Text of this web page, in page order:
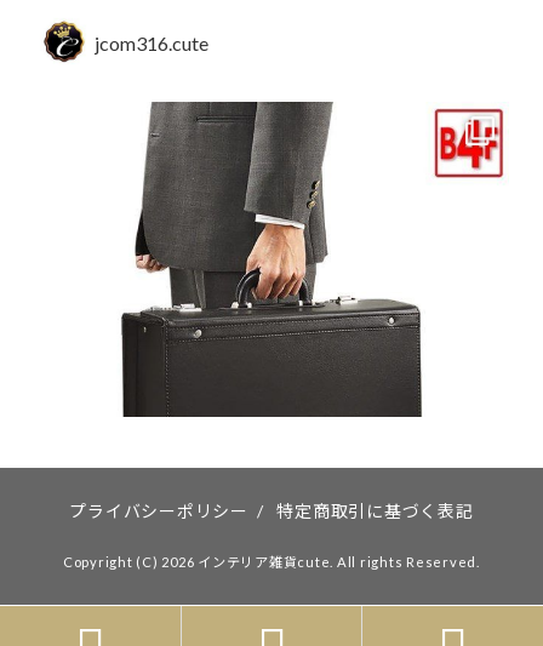
jcom316.cute
プライバシーポリシー / 特定商取引に基づく表記
Copyright (C) 2026 インテリア雑貨cute. All rights Reserved.